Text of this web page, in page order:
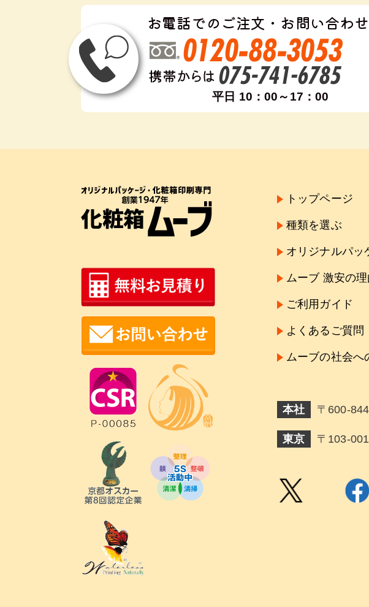
お電話でのご注文・お問い合わせ
平日 10：00～17：00
トップページ
種類を選ぶ
オリジナルパッ
ムーブ 激安の理
ご利用ガイド
よくあるご質問
ムーブの社会へ
本社 〒600-
東京 〒103-